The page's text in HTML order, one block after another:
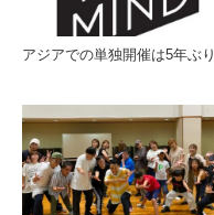
アジアでの単独開催は5年ぶり